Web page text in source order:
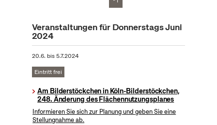
Veranstaltungen für Donnerstags Juni
2024
20.6. bis5.7.2024
Eintritt frei
Am Bilderstöckchen in Köln-Bilderstöckchen,
248. Änderung des Flächennutzungsplanes
Informieren Sie sich zur Planung und geben Sie eine
Stellungnahme ab.